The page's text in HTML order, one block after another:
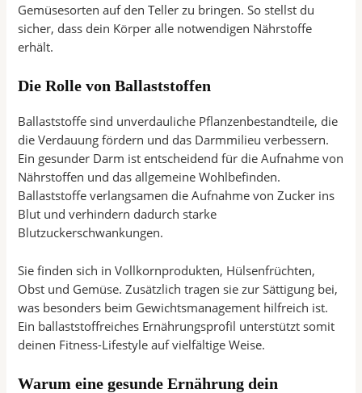
Gemüsesorten auf den Teller zu bringen. So stellst du
sicher, dass dein Körper alle notwendigen Nährstoffe
erhält.
Die Rolle von Ballaststoffen
Ballaststoffe sind unverdauliche Pflanzenbestandteile, die
die Verdauung fördern und das Darmmilieu verbessern.
Ein gesunder Darm ist entscheidend für die Aufnahme von
Nährstoffen und das allgemeine Wohlbefinden.
Ballaststoffe verlangsamen die Aufnahme von Zucker ins
Blut und verhindern dadurch starke
Blutzuckerschwankungen.
Sie finden sich in Vollkornprodukten, Hülsenfrüchten,
Obst und Gemüse. Zusätzlich tragen sie zur Sättigung bei,
was besonders beim Gewichtsmanagement hilfreich ist.
Ein ballaststoffreiches Ernährungsprofil unterstützt somit
deinen Fitness-Lifestyle auf vielfältige Weise.
Warum eine gesunde Ernährung dein